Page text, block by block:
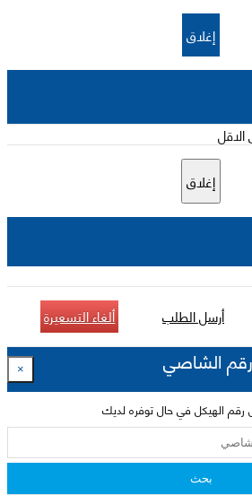
إغلاق
الاقل
إغلاق
أرسل الطلب ألغاء التسعيرة
الشاصي ×
رقم الهيكل في حال توفره لديك
بحث